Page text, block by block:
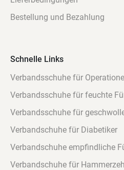
Bestellung und Bezahlung
Schnelle Links
Verbandsschuhe für
Verbandsschuhe für feuchte
Verbandsschuhe für
Verbandschuhe für Diabetiker
Verbandschuhe empfindliche
Verbandschuhe für